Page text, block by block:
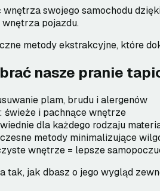
swojego samochodu
pojazdu.
metody ekstrakcyjne, które
nasze pranie
plam, brudu i alergenów
i pachnące wnętrze
dla każdego rodzaju
metody minimalizujące
wnętrze = lepsze
tak, jak dbasz o jego wygląd